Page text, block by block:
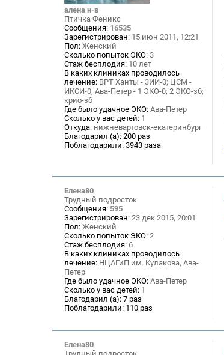
алена н-в
Птичка Феникс
Сообщения: 16535
Зарегистрирован: 15 июн 2011, 12:21
Пол: Женский
Сколько попыток ЭКО: 3
Стаж бесплодия: 10 лет
В каких клиниках проводилось
лечение: ВРТ Ханты - 3ИИ-0; ЦСМ -
ИКСИ-0; Ава-Петер - 1 ЭКО-0; 2 ЭКО-зб;
крио-зб
Где было удачное ЭКО: Ава-Петер
Сколько у вас детей: 1
Откуда: нижневартовск-екатеринбург
Благодарил (а): 200 раз
Поблагодарили: 3943 раза
Елена80
Трудный подросток
Сообщения: 595
Зарегистрирован: 23 дек 2015, 20:01
Пол: Женский
Сколько попыток ЭКО: 2
Стаж бесплодия: 6
В каких клиниках проводилось
лечение: НЦАГиП им. Кулакова, Ава-
Петер
Где было удачное ЭКО: Ава-Петер
Сколько у вас детей: 1
Благодарил (а): 7 раз
Поблагодарили: 110 раз
Елена80